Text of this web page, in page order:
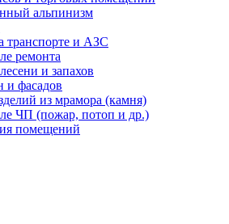
альпинизм
транспорте и АЗС
ремонта
и запахов
и фасадов
из мрамора (камня)
ЧП (пожар, потоп и др.)
помещений